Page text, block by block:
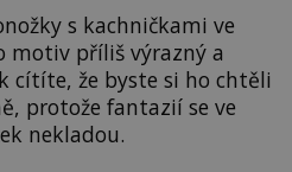
s kachničkami ve
motiv příliš výrazný a
cítíte, že byste si ho chtěli
protože fantazií se ve
nekladou.